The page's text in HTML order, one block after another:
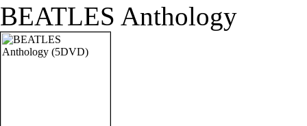
BEATLES Anthology